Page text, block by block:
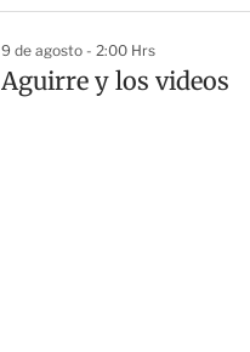
9 de agosto - 2:00 Hrs
Aguirre y los videos